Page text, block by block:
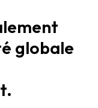
globale